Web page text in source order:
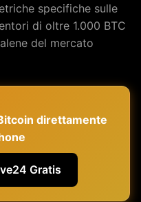
specifiche sulle
di oltre 1.000 BTC
del mercato
direttamente
Gratis